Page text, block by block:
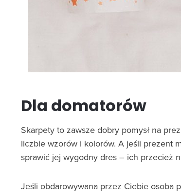
Dla domatorów
Skarpety to zawsze dobry pomysł na
liczbie wzorów i kolorów. A jeśli prezent
sprawić jej wygodny dres – ich przecież
Jeśli obdarowywana przez Ciebie osoba